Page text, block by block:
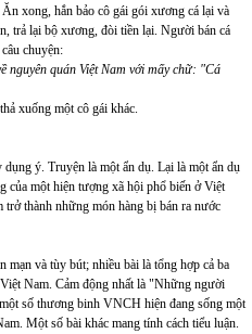
Ăn xong, hắn bảo cô gái gói xương cá lại và
trả lại bộ xương, đòi tiền lại. Người bán cá
chuyện:
nguyên quán Việt Nam với mấy chữ: "Cá
xuống một cô gái khác.
ý. Truyện là một ẩn dụ. Lại là một ẩn dụ
của một hiện tượng xã hội phổ biến ở Việt
thành những món hàng bị bán ra nước
mạn và tùy bút; nhiều bài là tổng hợp cả ba
Nam. Cảm động nhất là "Những người
số thương binh VNCH hiện đang sống một
Một số bài khác mang tính cách tiểu luận.